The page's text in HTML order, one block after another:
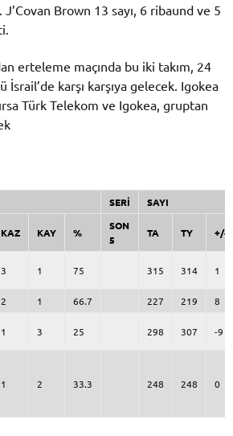
J’Covan Brown 13 sayı, 6 ribaund ve 5
erteleme maçında bu iki takım, 24
İsrail’de karşı karşıya gelecek. Igokea
Türk Telekom ve Igokea, gruptan
SERİ SAYI
KAZ KAY %
SON
5
TA TY +/-
3 1 75 315 314 1
2 1 66.7 227 219 8
1 3 25 298 307 -9
1 2 33.3 248 248 0